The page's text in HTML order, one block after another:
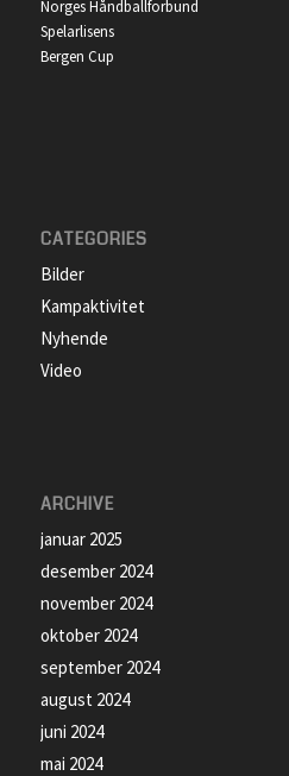
Norges Håndballforbund
Spelarlisens
Bergen Cup
CATEGORIES
Bilder
Kampaktivitet
Nyhende
Video
ARCHIVE
januar 2025
desember 2024
november 2024
oktober 2024
september 2024
august 2024
juni 2024
mai 2024